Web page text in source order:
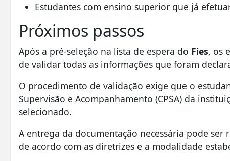
Estudantes com ensino superior que já
Próximos passos
Após a pré-seleção na lista de espera do Fies, os
de validar todas as informações que foram
O procedimento de validação exige que o
Supervisão e Acompanhamento (CPSA) da
selecionado.
A entrega da documentação necessária pode
de acordo com as diretrizes e a modalidade